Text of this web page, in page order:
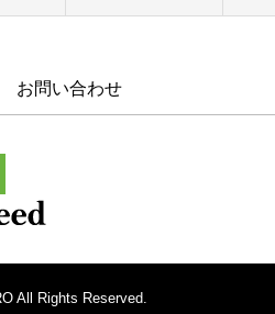
お問い合わせ
All Rights Reserved.